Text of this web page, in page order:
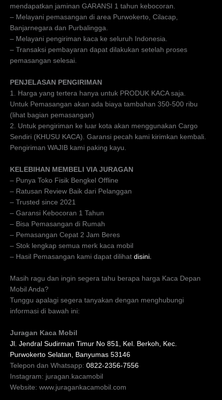
mendapatkan jaminan GARANSI 1 tahun kebocoran.
– Melayani pemasangan di area Purwokerto, Cilacap,
Banjarnegara dan Purbalingga.
– Melayani pengiriman kaca ke seluruh Indonesia.
– Transaksi pembayaran dapat dilakukan setelah proses
pemasangan selesai.
PENJELASAN PENGIRIMAN
1. Harga yang tertera hanya untuk PRODUK KACA saja.
Untuk Pemasangan akan ada biaya tambahan 350-500 ribu
(lihat bagian pemasangan)
2. Untuk pengiriman ke luar kota akan menggunakan Cargo
Sendiri (KHUSU KACA). Garansi pecah kami kirimkan kembali.
Pengiriman WAJIB kami paking kayu.
KELEBIHAN MEMBELI VIA JURAGAN
– Punya Toko Fisik Bengkel Offline
– Ratusan Review Baik dari Pelanggan
– Trusted since 2021
– Garansi Kebocoran 1 Tahun
– Bisa Pemasangan di Rumah
– Pemasangan Cepat 2 Jam Beres
– Stok lengkap semua merk kaca mobil
– Hasil Pemasangan kami dapat dilihat disini.
Masih ragu dan ingin segera tahu berapa harga Kaca Depan
Mobil Anda?
Tunggu apalagi segera tanyakan dengan menghubungi
informasi di bawah ini:
Juragan Kaca Mobil
Jl. Jendral Sudirman Timur No 851, Kel. Berkoh, Kec.
Purwokerto Selatan, Banyumas 53146
Telepon dan Whatsapp: 0822-2356-7556
Instagram: juragan.kacamobil
Website: www.juragankacamobil.com